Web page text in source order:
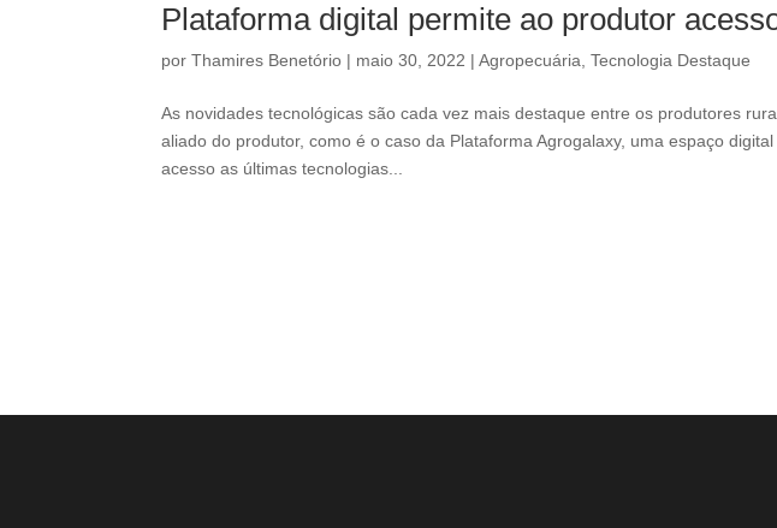
Plataforma digital permite ao produtor
porThamires Benetório | maio 30, 2022 |Agropecuária,Tecnologia Destaque
As novidades tecnológicas são cada vez mais destaque entre os produtores
aliado do produtor, como é o caso da Plataforma Agrogalaxy, uma espaço
acesso as últimas tecnologias...